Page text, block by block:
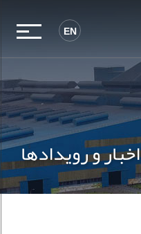
EN
اخبار و رویدادها